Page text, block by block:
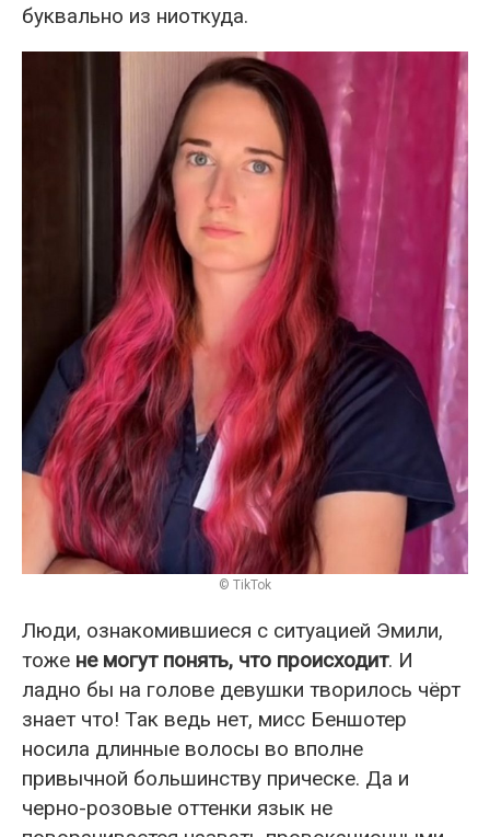
буквально из ниоткуда.
© TikTok
Люди, ознакомившиеся с ситуацией Эмили,
тоже не могут понять, что происходит. И
ладно бы на голове девушки творилось чёрт
знает что! Так ведь нет, мисс Беншотер
носила длинные волосы во вполне
привычной большинству прическе. Да и
черно-розовые оттенки язык не